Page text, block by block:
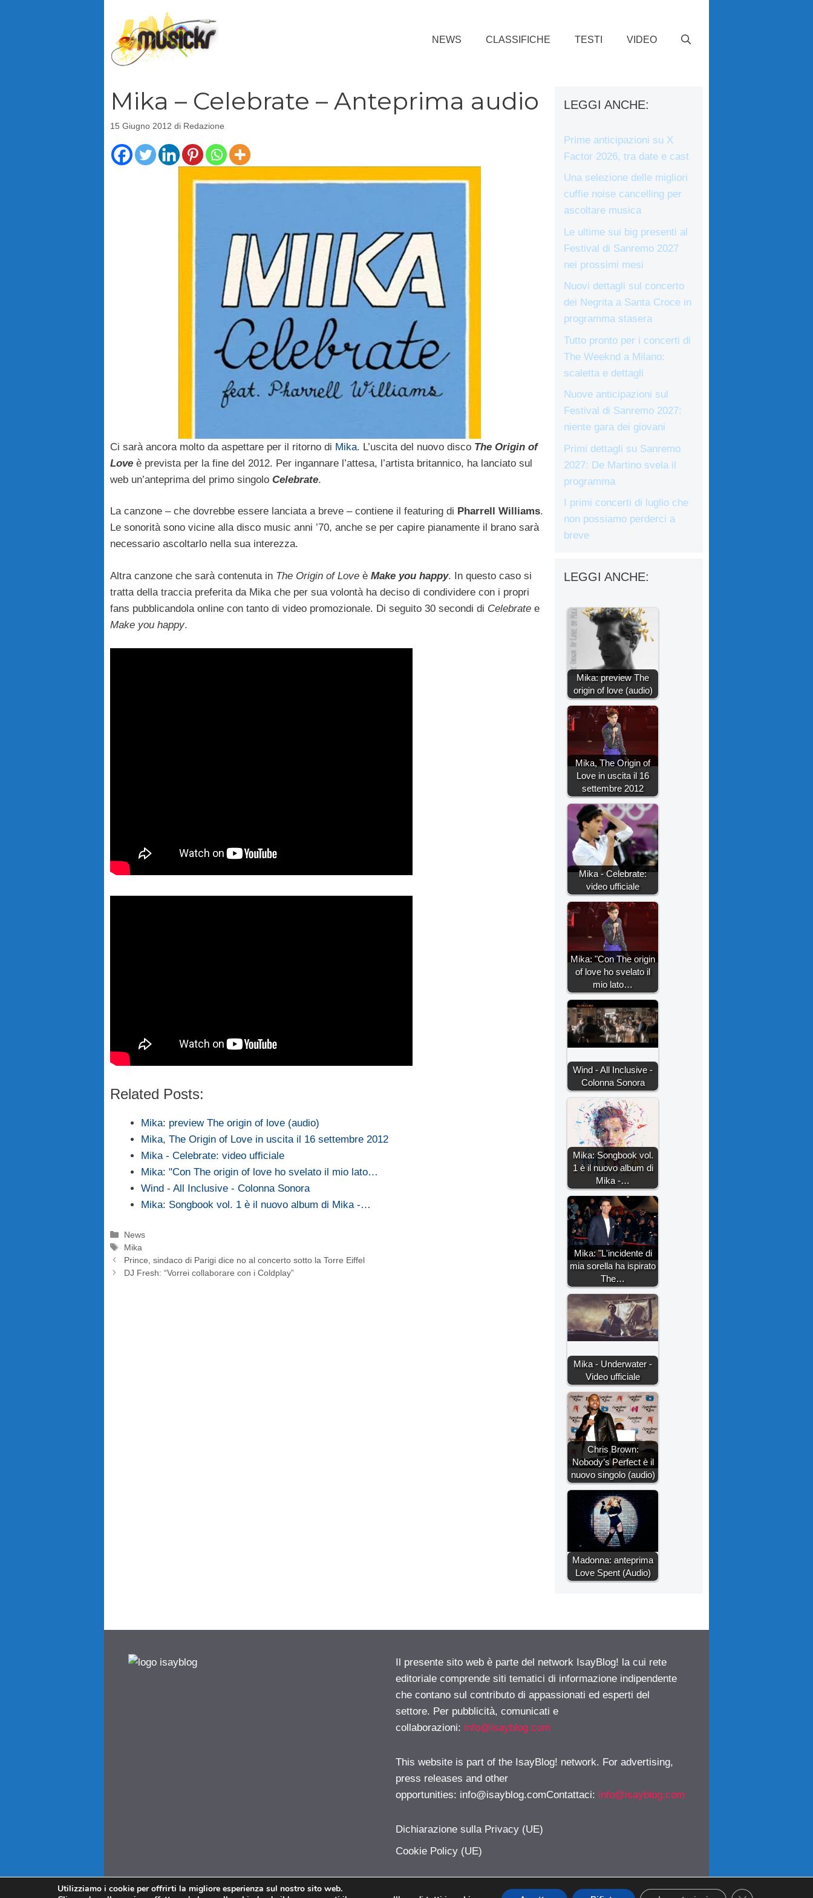
NEWS CLASSIFICHE TESTI VIDEO
Mika – Celebrate – Anteprima audio
15 Giugno 2012 di Redazione
Ci sarà ancora molto da aspettare per il ritorno di Mika. L’uscita del nuovo disco The Origin of
Love è prevista per la fine del 2012. Per ingannare l’attesa, l’artista britannico, ha lanciato sul
web un’anteprima del primo singolo Celebrate.
La canzone – che dovrebbe essere lanciata a breve – contiene il featuring di Pharrell Williams.
Le sonorità sono vicine alla disco music anni ’70, anche se per capire pianamente il brano sarà
necessario ascoltarlo nella sua interezza.
Altra canzone che sarà contenuta in The Origin of Love è Make you happy. In questo caso si
tratta della traccia preferita da Mika che per sua volontà ha deciso di condividere con i propri
fans pubblicandola online con tanto di video promozionale. Di seguito 30 secondi di Celebrate e
Make you happy.
Related Posts:
Mika: preview The origin of love (audio)
Mika, The Origin of Love in uscita il 16 settembre 2012
Mika - Celebrate: video ufficiale
Mika: "Con The origin of love ho svelato il mio lato…
Wind - All Inclusive - Colonna Sonora
Mika: Songbook vol. 1 è il nuovo album di Mika -…
Categorie
News
Tag
Mika
Prince, sindaco di Parigi dice no al concerto sotto la Torre Eiffel
DJ Fresh: “Vorrei collaborare con i Coldplay”
LEGGI ANCHE:
Prime anticipazioni su X
Factor 2026, tra date e cast
Una selezione delle migliori
cuffie noise cancelling per
ascoltare musica
Le ultime sui big presenti al
Festival di Sanremo 2027
nei prossimi mesi
Nuovi dettagli sul concerto
dei Negrita a Santa Croce in
programma stasera
Tutto pronto per i concerti di
The Weeknd a Milano:
scaletta e dettagli
Nuove anticipazioni sul
Festival di Sanremo 2027:
niente gara dei giovani
Primi dettagli su Sanremo
2027: De Martino svela il
programma
I primi concerti di luglio che
non possiamo perderci a
breve
LEGGI ANCHE:
Mika: preview The
origin of love (audio)
Mika, The Origin of
Love in uscita il 16
settembre 2012
Mika - Celebrate:
video ufficiale
Mika: "Con The origin
of love ho svelato il
mio lato…
Wind - All Inclusive -
Colonna Sonora
Mika: Songbook vol.
1 è il nuovo album di
Mika -…
Mika: "L'incidente di
mia sorella ha ispirato
The…
Mika - Underwater -
Video ufficiale
Chris Brown:
Nobody’s Perfect è il
nuovo singolo (audio)
Madonna: anteprima
Love Spent (Audio)
Il presente sito web è parte del network IsayBlog! la cui rete
editoriale comprende siti tematici di informazione indipendente
che contano sul contributo di appassionati ed esperti del
settore. Per pubblicità, comunicati e
collaborazioni: info@isayblog.com
This website is part of the IsayBlog! network. For advertising,
press releases and other
opportunities: info@isayblog.comContattaci: info@isayblog.com
Dichiarazione sulla Privacy (UE)
Cookie Policy (UE)
Utilizziamo i cookie per offrirti la migliore esperienza sul nostro sito web.